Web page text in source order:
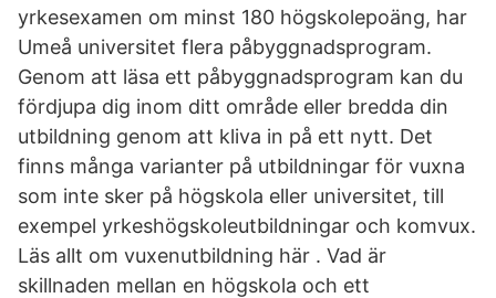
yrkesexamen om minst 180 högskolepoäng, har
Umeå universitet flera påbyggnadsprogram.
Genom att läsa ett påbyggnadsprogram kan du
fördjupa dig inom ditt område eller bredda din
utbildning genom att kliva in på ett nytt. Det
finns många varianter på utbildningar för vuxna
som inte sker på högskola eller universitet, till
exempel yrkeshögskoleutbildningar och komvux.
Läs allt om vuxenutbildning här . Vad är
skillnaden mellan en högskola och ett